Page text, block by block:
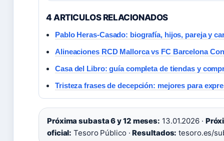
4 ARTICULOS RELACIONADOS
Pablo Heras-Casado: biografía, hijos, pareja y
Alineaciones RCD Mallorca vs FC Barcelona
Casa del Libro: guía completa de tiendas y
Tristeza frases de decepción: mejores para
Próxima subasta 6 y 12 meses: 13.01.2026 ·
oficial: Tesoro Público ·Resultados: tesoro.es/